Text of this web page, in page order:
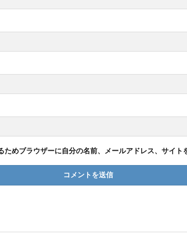
ためブラウザーに自分の名前、メールアドレス、サイト